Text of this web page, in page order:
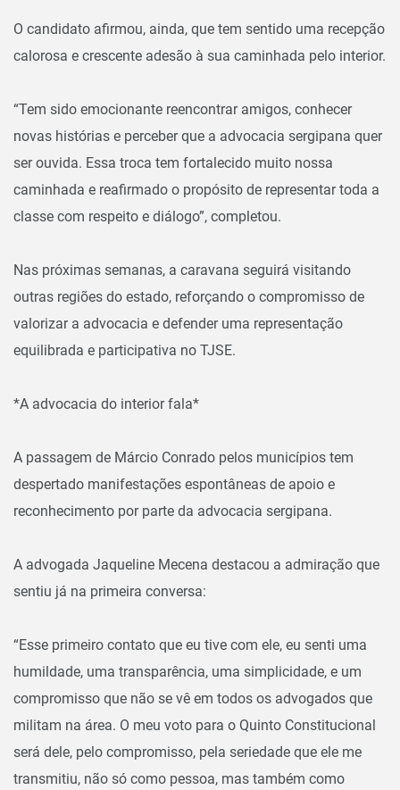
O candidato afirmou, ainda, que tem sentido uma recepção
calorosa e crescente adesão à sua caminhada pelo interior.
“Tem sido emocionante reencontrar amigos, conhecer
novas histórias e perceber que a advocacia sergipana quer
ser ouvida. Essa troca tem fortalecido muito nossa
caminhada e reafirmado o propósito de representar toda a
classe com respeito e diálogo”, completou.
Nas próximas semanas, a caravana seguirá visitando
outras regiões do estado, reforçando o compromisso de
valorizar a advocacia e defender uma representação
equilibrada e participativa no TJSE.
*A advocacia do interior fala*
A passagem de Márcio Conrado pelos municípios tem
despertado manifestações espontâneas de apoio e
reconhecimento por parte da advocacia sergipana.
A advogada Jaqueline Mecena destacou a admiração que
sentiu já na primeira conversa:
“Esse primeiro contato que eu tive com ele, eu senti uma
humildade, uma transparência, uma simplicidade, e um
compromisso que não se vê em todos os advogados que
militam na área. O meu voto para o Quinto Constitucional
será dele, pelo compromisso, pela seriedade que ele me
transmitiu, não só como pessoa, mas também como